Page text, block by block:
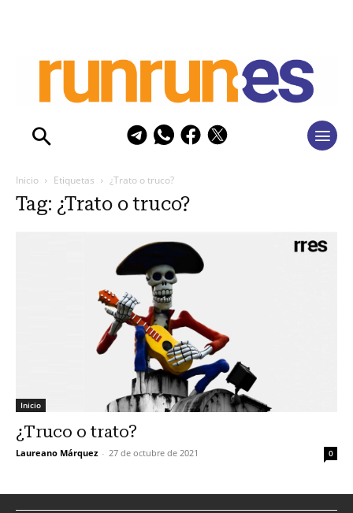
Inicio Etiquetas ¿Trato o truco?
Tag: ¿Trato o truco?
Inicio
¿Truco o trato?
Laureano Márquez - 27 de octubre de 2021 0